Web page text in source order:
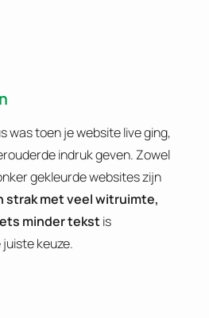
was toen je website live ging,
indruk geven. Zowel
gekleurde websites zijn
strak met veel witruimte,
minder tekst is
keuze.